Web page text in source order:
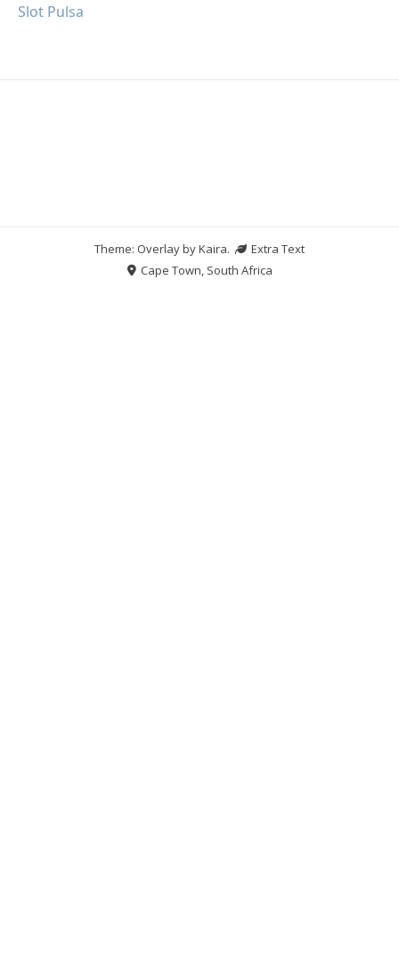
Slot Pulsa
Theme: Overlay byKaira.
Extra Text
Cape Town, South Africa